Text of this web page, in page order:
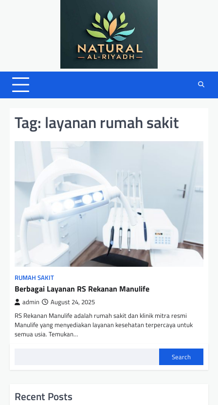
Tag: layanan rumah sakit
RUMAH SAKIT
Berbagai Layanan RS Rekanan Manulife
admin August 24, 2025
RS Rekanan Manulife adalah rumah sakit dan klinik mitra resmi
Manulife yang menyediakan layanan kesehatan terpercaya untuk
semua usia. Temukan…
Search
Recent Posts